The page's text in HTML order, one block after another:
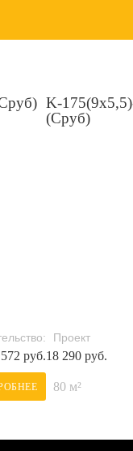
руб.
K-
(Сруб)
Проект
18 290 руб.
80 м²